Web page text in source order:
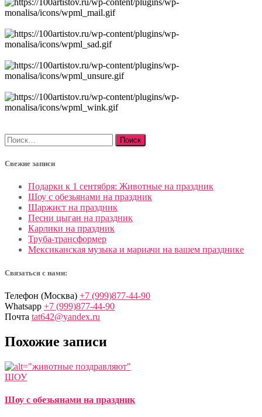
Найти:
Свежие записи
Подарки к 1 сентября: Животные на праздник
Шоу с обезьянами на праздник
Шаржист на праздник
Песни цыган на праздник
Карлики на праздник
Труба-трансформер
Мексиканская музыка и мариачи на вашем празднике
Связаться с нами:
Телефон (Москва) +7 (999)877-44-90
Whatsapp +7 (999)877-44-90
Почта tat642@yandex.ru
Похожие записи
ШОУ
Шоу с обезьянами на праздник